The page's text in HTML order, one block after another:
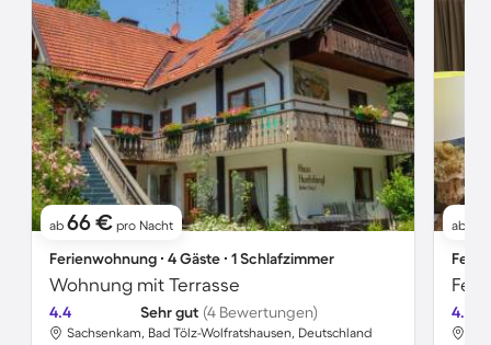
ab 66 € pro Nacht
Ferienwohnung ∙ 4 Gäste ∙ 1 Schlafzimmer
Wohnung mit Terrasse
4.4 Sehr gut (4 Bewertungen)
Sachsenkam, Bad Tölz-Wolfratshausen, Deutschland
ab
4.7